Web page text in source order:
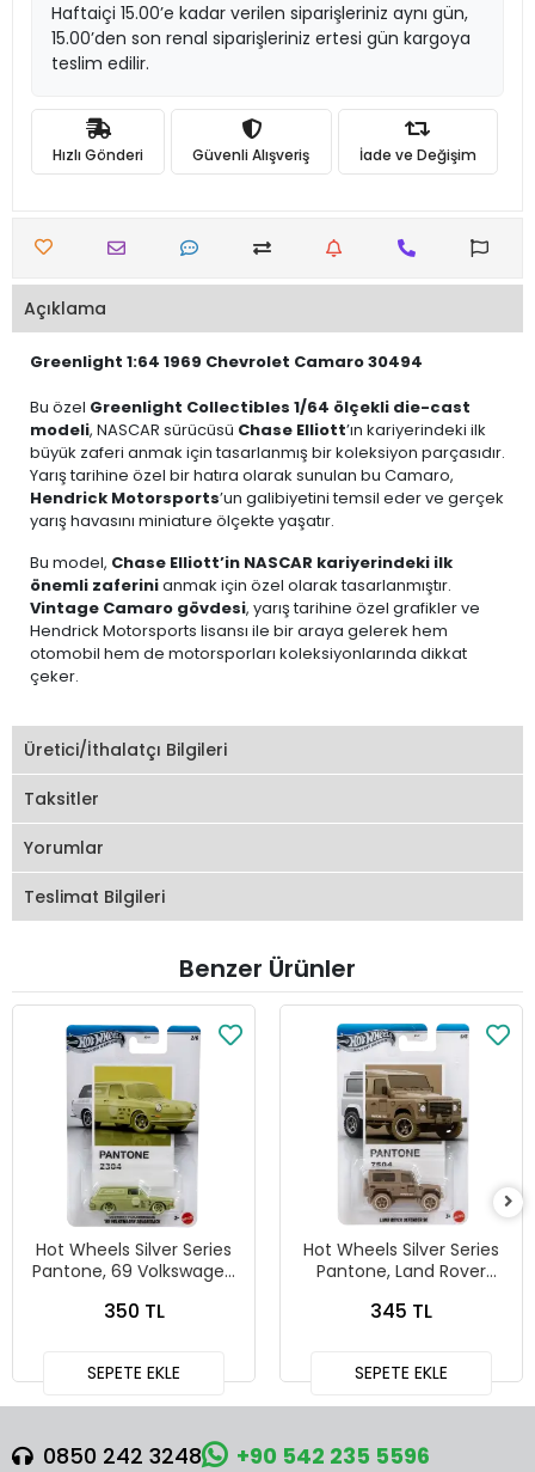
Haftaiçi 15.00’e kadar verilen siparişleriniz aynı gün,
15.00’den son renal siparişleriniz ertesi gün kargoya
teslim edilir.
Hızlı Gönderi Güvenli Alışveriş İade ve Değişim
Açıklama
Greenlight 1:64 1969 Chevrolet Camaro 30494
Bu özel Greenlight Collectibles 1/64 ölçekli die-cast
modeli, NASCAR sürücüsü Chase Elliott’ın kariyerindeki ilk
büyük zaferi anmak için tasarlanmış bir koleksiyon parçasıdır.
Yarış tarihine özel bir hatıra olarak sunulan bu Camaro,
Hendrick Motorsports’un galibiyetini temsil eder ve gerçek
yarış havasını miniature ölçekte yaşatır.
Bu model, Chase Elliott’in NASCAR kariyerindeki ilk
önemli zaferinianmak için özel olarak tasarlanmıştır.
Vintage Camaro gövdesi, yarış tarihine özel grafikler ve
Hendrick Motorsports lisansı ile bir araya gelerek hem
otomobil hem de motorsporları koleksiyonlarında dikkat
çeker.
Üretici/İthalatçı Bilgileri
Taksitler
Yorumlar
Teslimat Bilgileri
Benzer Ürünler
Hot Wheels Silver Series
Pantone, 69 Volkswagen
350 TL
SEPETE EKLE
Hot Wheels Silver Series
Pantone, Land Rover
345 TL
SEPETE EKLE
0850 242 3248 +90 542 235 5596